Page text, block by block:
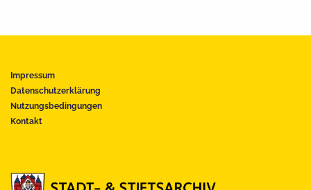
Impressum
Datenschutzerklärung
Nutzungsbedingungen
Kontakt